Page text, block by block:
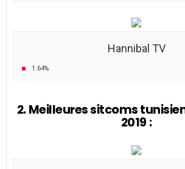
Hannibal TV
1.64%
2. Meilleures sitcoms
2019 :